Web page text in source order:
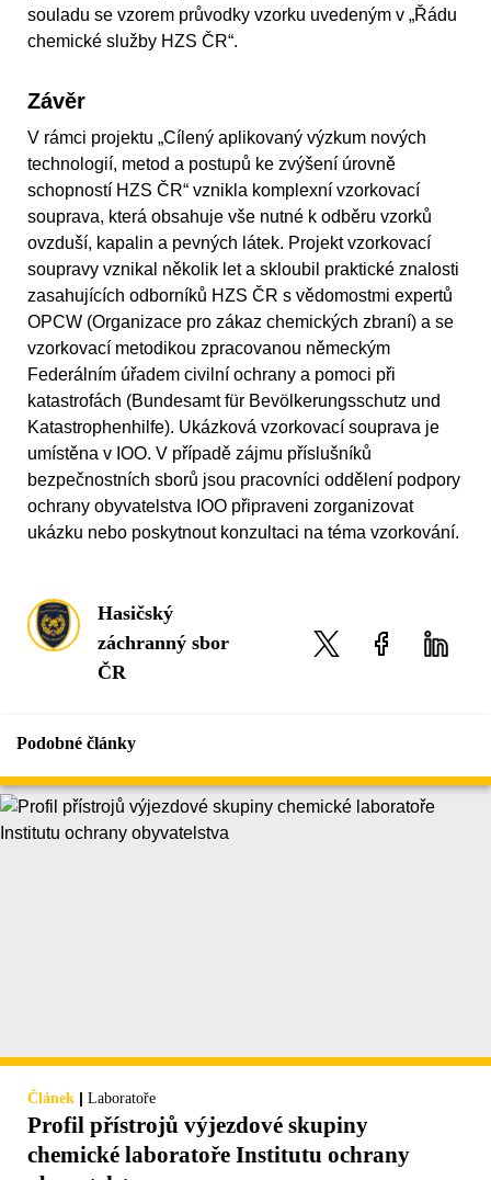
souladu se vzorem průvodky vzorku uvedeným v „Řádu
chemické služby HZS ČR“.
Závěr
V rámci projektu „Cílený aplikovaný výzkum nových
technologií, metod a postupů ke zvýšení úrovně
schopností HZS ČR“ vznikla komplexní vzorkovací
souprava, která obsahuje vše nutné k odběru vzorků
ovzduší, kapalin a pevných látek. Projekt vzorkovací
soupravy vznikal několik let a skloubil praktické znalosti
zasahujících odborníků HZS ČR s vědomostmi expertů
OPCW (Organizace pro zákaz chemických zbraní) a se
vzorkovací metodikou zpracovanou německým
Federálním úřadem civilní ochrany a pomoci při
katastrofách (Bundesamt für Bevölkerungsschutz und
Katastrophenhilfe). Ukázková vzorkovací souprava je
umístěna v IOO. V případě zájmu příslušníků
bezpečnostních sborů jsou pracovníci oddělení podpory
ochrany obyvatelstva IOO připraveni zorganizovat
ukázku nebo poskytnout konzultaci na téma vzorkování.
Hasičský
záchranný sbor
ČR
Podobné články
Článek | Laboratoře
Profil přístrojů výjezdové skupiny
chemické laboratoře Institutu ochrany